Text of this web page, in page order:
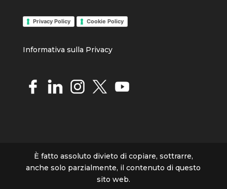
Privacy Policy Cookie Policy
Informativa sulla Privacy
È fatto assoluto divieto di copiare, sottrarre,
anche solo parzialmente, il contenuto di questo
sito web.